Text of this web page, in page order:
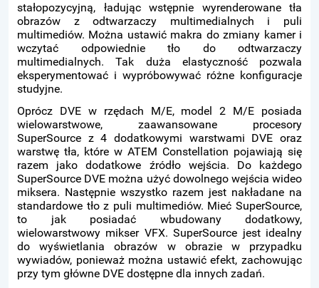
stałopozycyjną, ładując wstępnie wyrenderowane tła
obrazów z odtwarzaczy multimedialnych i puli
multimediów. Można ustawić makra do zmiany kamer i
wczytać odpowiednie tło do odtwarzaczy
multimedialnych. Tak duża elastyczność pozwala
eksperymentować i wypróbowywać różne konfiguracje
studyjne.
Oprócz DVE w rzędach M/E, model 2 M/E posiada
wielowarstwowe, zaawansowane procesory
SuperSource z 4 dodatkowymi warstwami DVE oraz
warstwę tła, które w ATEM Constellation pojawiają się
razem jako dodatkowe źródło wejścia. Do każdego
SuperSource DVE można użyć dowolnego wejścia wideo
miksera. Następnie wszystko razem jest nakładane na
standardowe tło z puli multimediów. Mieć SuperSource,
to jak posiadać wbudowany dodatkowy,
wielowarstwowy mikser VFX. SuperSource jest idealny
do wyświetlania obrazów w obrazie w przypadku
wywiadów, ponieważ można ustawić efekt, zachowując
przy tym główne DVE dostępne dla innych zadań.